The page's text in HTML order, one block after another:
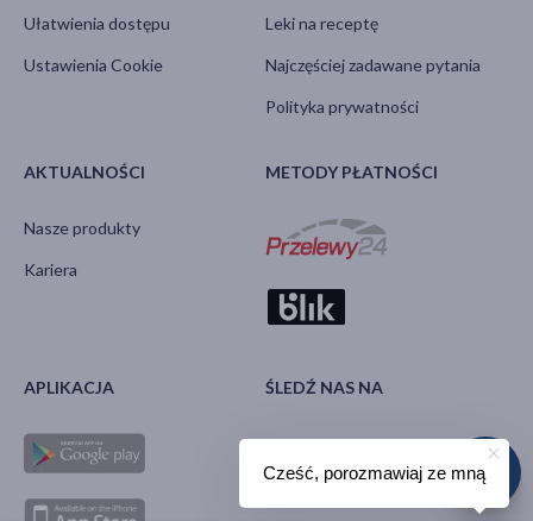
Ułatwienia dostępu
Ustawienia Cookie
Leki na receptę
Najczęściej zadawane pytania
Polityka prywatności
AKTUALNOŚCI
Nasze produkty
Kariera
METODY PŁATNOŚCI
APLIKACJA ŚLEDŹ NAS NA
Cześć, porozmawiaj ze mną